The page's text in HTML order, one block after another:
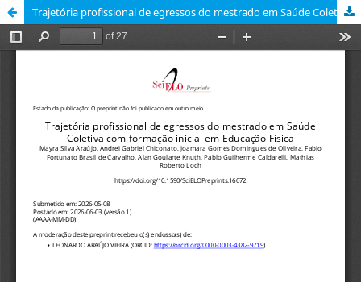
Trajetória profissional de egressos do mestrado em Saúde Coletiva com formação inicial em Educação Física